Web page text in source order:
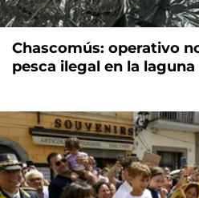
Chascomús: operativo
pesca ilegal en la laguna